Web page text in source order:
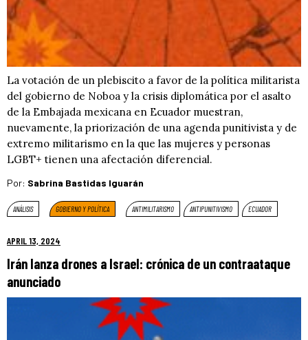
La votación de un plebiscito a favor de la política militarista
del gobierno de Noboa y la crisis diplomática por el asalto
de la Embajada mexicana en Ecuador muestran,
nuevamente, la priorización de una agenda punitivista y de
extremo militarismo en la que las mujeres y personas
LGBT+ tienen una afectación diferencial.
Por: Sabrina Bastidas Iguarán
ANÁLISIS GOBIERNO Y POLÍTICA ANTIMILITARISMO ANTIPUNITIVISMO ECUADOR
APRIL 13, 2024
Irán lanza drones a Israel: crónica de un contraataque
anunciado